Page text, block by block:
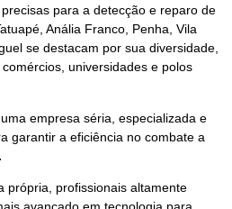
para a detecção e reparo de
Anália Franco, Penha, Vila
se destacam por sua diversidade,
universidades e polos
empresa séria, especializada e
garantir a eficiência no combate a
própria, profissionais altamente